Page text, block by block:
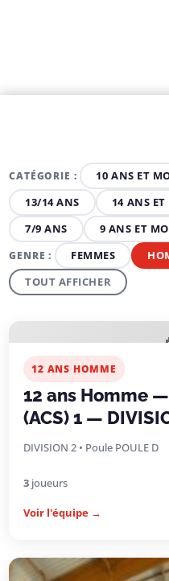
CATÉGORIE : 10 ANS ET
13/14 ANS
14 ANS
7/9 ANS
9 ANS ET
GENRE : FEMMES
TOUT AFFICHER
12 ANS HOMME
12 ans Homme
(ACS) 1 —
DIVISION 2 • Poule POULE D
3 joueurs
Voir l'équipe →